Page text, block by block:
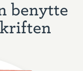
benytte